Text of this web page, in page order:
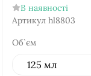
В наявності
Артикул hl8803
Об`єм